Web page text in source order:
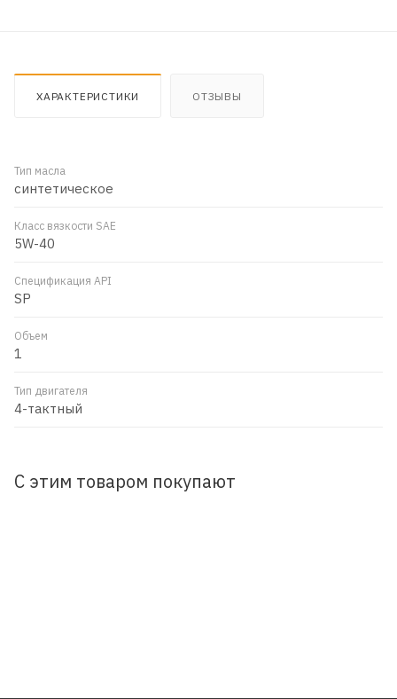
ХАРАКТЕРИСТИКИ ОТЗЫВЫ
Тип масла
синтетическое
Класс вязкости SAE
5W-40
Спецификация API
SP
Объем
1
Тип двигателя
4-тактный
С этим товаром покупают